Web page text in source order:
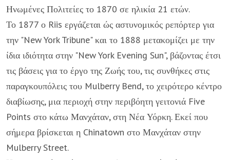
Ηνωμένες Πολιτείες το 1870 σε ηλικία 21 ετών.
Το 1877 ο Riis εργάζεται ώς αστυνομικός ρεπόρτερ για
την "New York Tribune" και το 1888 μετακομίζει με την
ίδια ιδιότητα στην "New York Evening Sun", βάζοντας έτσι
τις βάσεις για το έργο της Ζωής του, τις συνθήκες στις
παραγκουπόλεις του Mulberry Bend, το χειρότερο κέντρο
διαβίωσης, μια περιοχή στην περιβόητη γειτονιά Five
Points στο κάτω Μανχάταν, στη Νέα Υόρκη. Εκεί που
σήμερα βρίσκεται η Chinatown στο Μανχάταν στην
Mulberry Street.